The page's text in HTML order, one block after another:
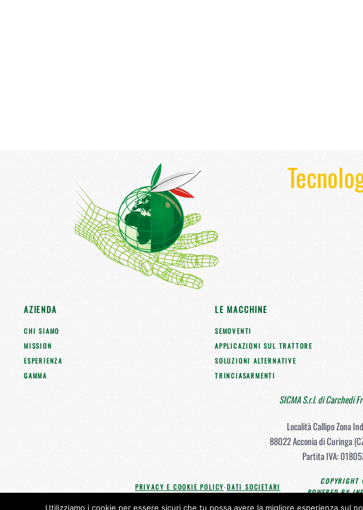
AZIENDA
CHI SIAMO
MISSION
ESPERIENZA
GAMMA
LE MACCHINE
SEMOVENTI
APPLICAZIONI SUL TRATTORE
SOLUZIONI ALTERNATIVE
TRINCIASARMENTI
SICMA S.r.l. di Carchedi
Località Callipo Zona
88022 Acconia di Curinga
Partita IVA:
PRIVACY E COOKIE POLICY-DATI SOCIETARI
POWERED BY
Utilizziamo i cookie per essere sicuri che tu possa avere la migliore esperienza sul